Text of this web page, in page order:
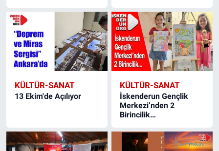
KÜLTÜR-SANAT
13 Ekim'de Açılıyor
KÜLTÜR-SANAT
İskenderun Gençlik
Merkezi’nden 2
Birincilik…